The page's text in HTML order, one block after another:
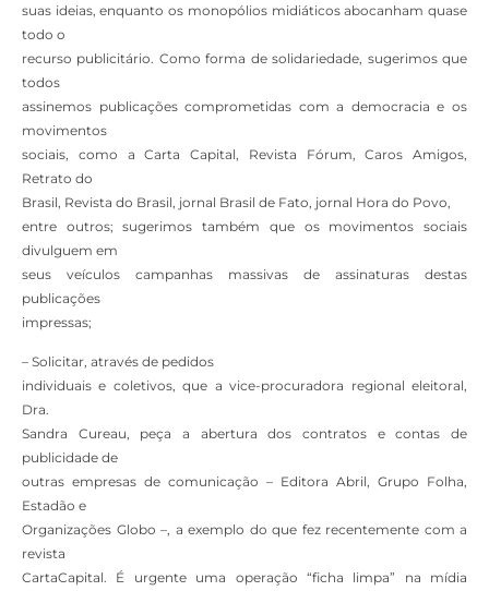
suas ideias, enquanto os monopólios midiáticos abocanham quase
todo o
recurso publicitário. Como forma de solidariedade, sugerimos que
todos
assinemos publicações comprometidas com a democracia e os
movimentos
sociais, como a Carta Capital, Revista Fórum, Caros Amigos,
Retrato do
Brasil, Revista do Brasil, jornal Brasil de Fato, jornal Hora do Povo,
entre outros; sugerimos também que os movimentos sociais
divulguem em
seus veículos campanhas massivas de assinaturas destas
publicações
impressas;
– Solicitar, através de pedidos
individuais e coletivos, que a vice-procuradora regional eleitoral,
Dra.
Sandra Cureau, peça a abertura dos contratos e contas de
publicidade de
outras empresas de comunicação – Editora Abril, Grupo Folha,
Estadão e
Organizações Globo –, a exemplo do que fez recentemente com a
revista
CartaCapital. É urgente uma operação “ficha limpa” na mídia